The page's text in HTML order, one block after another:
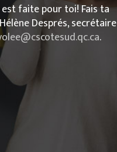
faite pour toi! Fais ta
Després, secrétaire
.